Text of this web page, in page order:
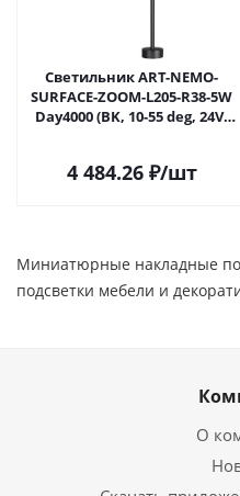
Светильник ART-NEMO-
SURFACE-ZOOM-L205-R38-5W
Day4000 (BK, 10-55 deg, 24V)
4 484.26₽/шт
Миниатюрные накладные
подсветки мебели и
О